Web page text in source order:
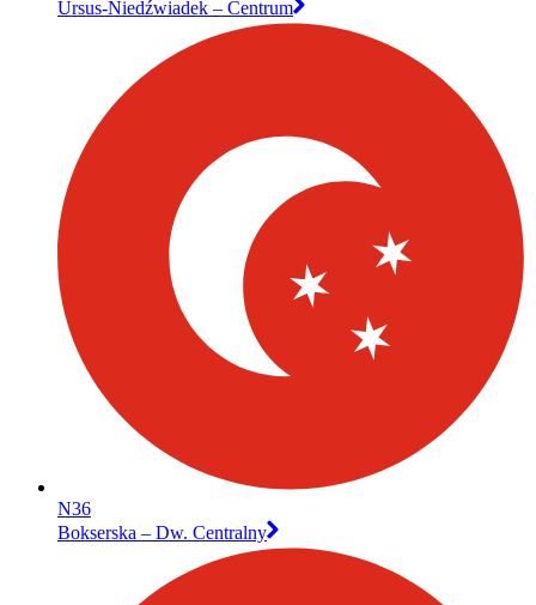
Ursus-Niedźwiadek – Centrum
N36
Bokserska – Dw. Centralny